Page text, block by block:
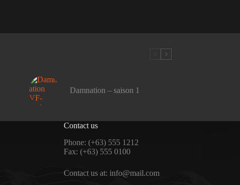
Damnation – saison 1
Contact us
Phone: (+63) 555 1212
Fax: (+63) 555 0100
Contact us at: info@mail.com